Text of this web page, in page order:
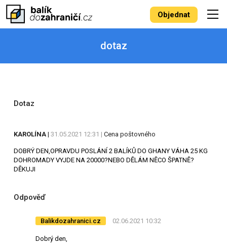
Objednat
dotaz
Dotaz
KAROLÍNA | 31.05.2021 12:31 | Cena poštovného
DOBRÝ DEN,OPRAVDU POSLÁNÍ 2 BALÍKŮ DO GHANY VÁHA 25 KG
DOHROMADY VYJDE NA 20000?NEBO DĚLÁM NĚCO ŠPATNĚ?
DĚKUJI
Odpověď
Balikdozahranici.cz 02.06.2021 10:32
Dobrý den,